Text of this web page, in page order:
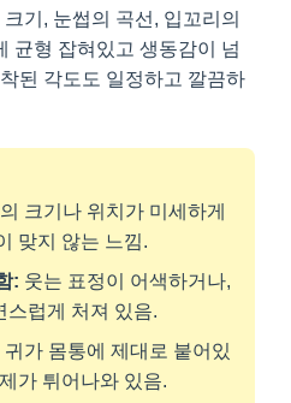
기, 눈썹의 곡선, 입꼬리의
균형 잡혀있고 생동감이 넘
된 각도도 일정하고 깔끔하
크기나 위치가 미세하게
맞지 않는 느낌.
: 웃는 표정이 어색하거나,
스럽게 처져 있음.
귀가 몸통에 제대로 붙어있
가 튀어나와 있음.